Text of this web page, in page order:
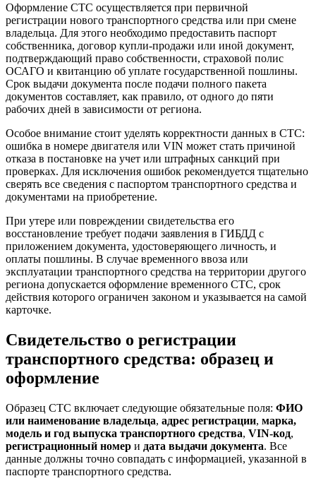
Оформление СТС осуществляется при первичной
регистрации нового транспортного средства или при смене
владельца. Для этого необходимо предоставить паспорт
собственника, договор купли-продажи или иной документ,
подтверждающий право собственности, страховой полис
ОСАГО и квитанцию об уплате государственной пошлины.
Срок выдачи документа после подачи полного пакета
документов составляет, как правило, от одного до пяти
рабочих дней в зависимости от региона.
Особое внимание стоит уделять корректности данных в СТС:
ошибка в номере двигателя или VIN может стать причиной
отказа в постановке на учет или штрафных санкций при
проверках. Для исключения ошибок рекомендуется тщательно
сверять все сведения с паспортом транспортного средства и
документами на приобретение.
При утере или повреждении свидетельства его
восстановление требует подачи заявления в ГИБДД с
приложением документа, удостоверяющего личность, и
оплаты пошлины. В случае временного ввоза или
эксплуатации транспортного средства на территории другого
региона допускается оформление временного СТС, срок
действия которого ограничен законом и указывается на самой
карточке.
Свидетельство о регистрации
транспортного средства: образец и
оформление
Образец СТС включает следующие обязательные поля: ФИО
или наименование владельца, адрес регистрации, марка,
модель и год выпуска транспортного средства, VIN-код,
регистрационный номер и дата выдачи документа. Все
данные должны точно совпадать с информацией, указанной в
паспорте транспортного средства.